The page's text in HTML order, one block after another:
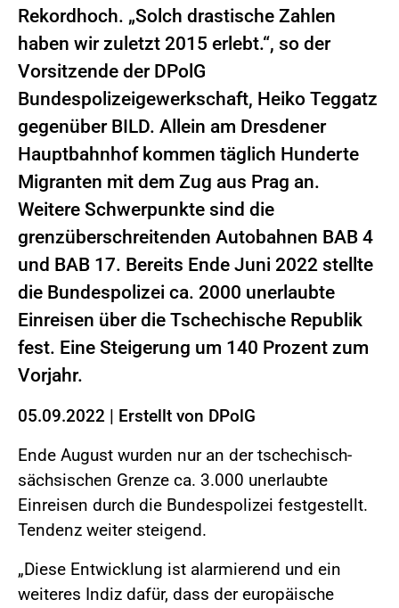
Rekordhoch. „Solch drastische Zahlen
haben wir zuletzt 2015 erlebt.“, so der
Vorsitzende der DPolG
Bundespolizeigewerkschaft, Heiko Teggatz
gegenüber BILD. Allein am Dresdener
Hauptbahnhof kommen täglich Hunderte
Migranten mit dem Zug aus Prag an.
Weitere Schwerpunkte sind die
grenzüberschreitenden Autobahnen BAB 4
und BAB 17. Bereits Ende Juni 2022 stellte
die Bundespolizei ca. 2000 unerlaubte
Einreisen über die Tschechische Republik
fest. Eine Steigerung um 140 Prozent zum
Vorjahr.
05.09.2022 | Erstellt von DPolG
Ende August wurden nur an der tschechisch-
sächsischen Grenze ca. 3.000 unerlaubte
Einreisen durch die Bundespolizei festgestellt.
Tendenz weiter steigend.
„Diese Entwicklung ist alarmierend und ein
weiteres Indiz dafür, dass der europäische